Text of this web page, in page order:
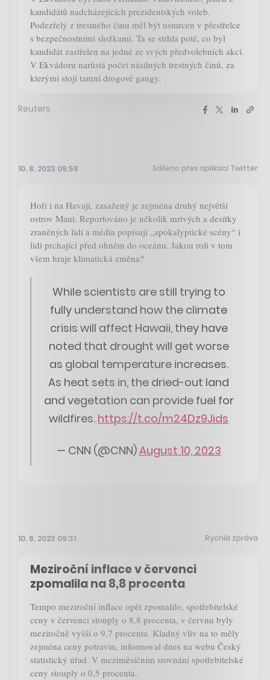
kandidátů nadcházejících prezidentských voleb.
Podezřelý z trestného činu měl být usmrcen v přestřelce
s bezpečnostními složkami. Ta se strhla poté, co byl
kandidát zastřelen na jedné ze svých předvolebních akcí.
V Ekvádoru narůstá počet násilných trestných činů, za
kterými stojí tamní drogové gangy.
Reuters
10. 8. 2023 09:58 Sdíleno přes aplikaci Twitter
Hoří i na Havaji, zasažený je zejména druhý největší
ostrov Maui. Reportováno je několik mrtvých a desítky
zraněných lidí a média popisují „apokalyptické scény“ i
lidi prchající před ohněm do oceánu. Jakou roli v tom
všem hraje klimatická změna?
While scientists are still trying to
fully understand how the climate
crisis will affect Hawaii, they have
noted that drought will get worse
as global temperature increases.
As heat sets in, the dried-out land
and vegetation can provide fuel for
wildfires. https://t.co/m24Dz9Jids
— CNN (@CNN)August 10, 2023
10. 8. 2023 09:31 Rychlá zpráva
Meziroční inflace v červenci
zpomalila na 8,8 procenta
Tempo meziroční inflace opět zpomalilo, spotřebitelské
ceny v červenci stouply o 8,8 procenta, v červnu byly
meziročně vyšší o 9,7 procenta. Kladný vliv na to měly
zejména ceny potravin, informoval dnes na webu Český
statistický úřad. V meziměsíčním srovnání spotřebitelské
ceny stouply o 0,5 procenta.